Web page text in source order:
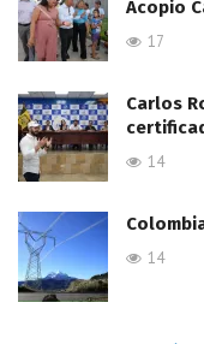
Acopio
17
Carlos
14
14